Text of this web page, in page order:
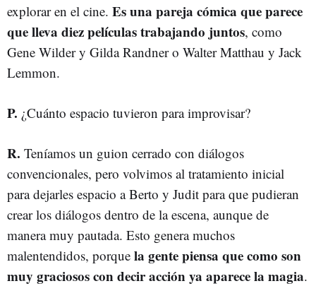
explorar en el cine. Es una pareja cómica que parece
que lleva diez películas trabajando juntos, como
Gene Wilder y Gilda Randner o Walter Matthau y Jack
Lemmon.
P. ¿Cuánto espacio tuvieron para improvisar?
R. Teníamos un guion cerrado con diálogos
convencionales, pero volvimos al tratamiento inicial
para dejarles espacio a Berto y Judit para que pudieran
crear los diálogos dentro de la escena, aunque de
manera muy pautada. Esto genera muchos
malentendidos, porque la gente piensa que como son
muy graciosos con decir acción ya aparece la magia.